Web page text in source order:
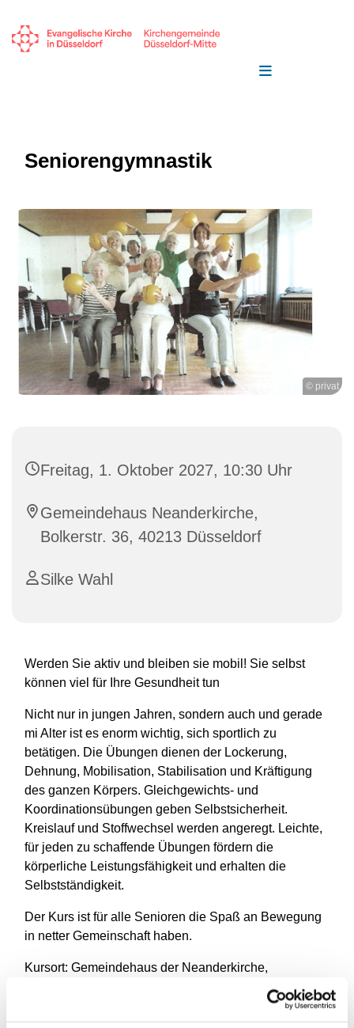
Seniorengymnastik
© privat
Freitag, 1. Oktober 2027, 10:30 Uhr
Gemeindehaus Neanderkirche,
Bolkerstr. 36, 40213 Düsseldorf
Silke Wahl
Werden Sie aktiv und bleiben sie mobil! Sie selbst
können viel für Ihre Gesundheit tun
Nicht nur in jungen Jahren, sondern auch und gerade
mi Alter ist es enorm wichtig, sich sportlich zu
betätigen. Die Übungen dienen der Lockerung,
Dehnung, Mobilisation, Stabilisation und Kräftigung
des ganzen Körpers. Gleichgewichts- und
Koordinationsübungen geben Selbstsicherheit.
Kreislauf und Stoffwechsel werden angeregt. Leichte,
für jeden zu schaffende Übungen fördern die
körperliche Leistungsfähigkeit und erhalten die
Selbstständigkeit.
Der Kurs ist für alle Senioren die Spaß an Bewegung
in netter Gemeinschaft haben.
Kursort: Gemeindehaus der Neanderkirche,